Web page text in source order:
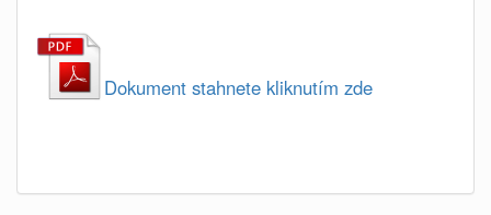
Dokument stahnete kliknutím zde